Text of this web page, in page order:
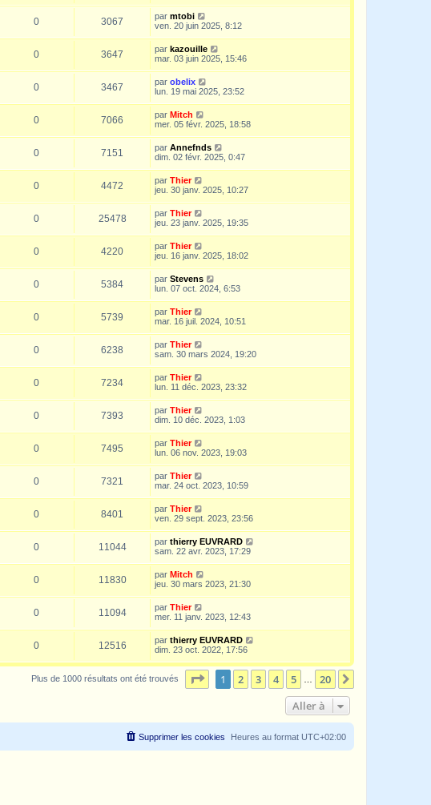
0 3067 par mtobi
ven. 20 juin 2025, 8:12
0 3647 par kazouille
mar. 03 juin 2025, 15:46
0 3467 par obelix
lun. 19 mai 2025, 23:52
0 7066 par Mitch
mer. 05 févr. 2025, 18:58
0 7151 par Annefnds
dim. 02 févr. 2025, 0:47
0 4472 par Thier
jeu. 30 janv. 2025, 10:27
0 25478 par Thier
jeu. 23 janv. 2025, 19:35
0 4220 par Thier
jeu. 16 janv. 2025, 18:02
0 5384 par Stevens
lun. 07 oct. 2024, 6:53
0 5739 par Thier
mar. 16 juil. 2024, 10:51
0 6238 par Thier
sam. 30 mars 2024, 19:20
0 7234 par Thier
lun. 11 déc. 2023, 23:32
0 7393 par Thier
dim. 10 déc. 2023, 1:03
0 7495 par Thier
lun. 06 nov. 2023, 19:03
0 7321 par Thier
mar. 24 oct. 2023, 10:59
0 8401 par Thier
ven. 29 sept. 2023, 23:56
0 11044 par thierry EUVRARD
sam. 22 avr. 2023, 17:29
0 11830 par Mitch
jeu. 30 mars 2023, 21:30
0 11094 par Thier
mer. 11 janv. 2023, 12:43
0 12516 par thierry EUVRARD
dim. 23 oct. 2022, 17:56
Plus de 1000 résultats ont été trouvés Page sur20
1 2 3 4 5 20
Aller à
Heures au format UTC+02:00
Supprimer les cookies